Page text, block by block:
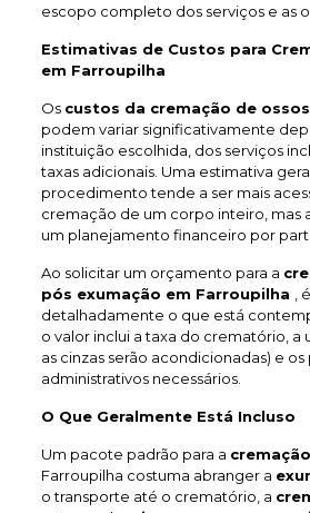
escopo completo dos serviços e as
Estimativas de Custos para
em Farroupilha
Os custos da cremação de
podem variar significativamente
instituição escolhida, dos serviços
taxas adicionais. Uma estimativa
procedimento tende a ser mais
cremação de um corpo inteiro, mas
um planejamento financeiro por
Ao solicitar um orçamento para a
pós exumação em Farroupilha
,
detalhadamente o que está
o valor inclui a taxa do crematório, a
as cinzas serão acondicionadas) e
administrativos necessários.
O Que Geralmente Está Incluso
Um pacote padrão para a
Farroupilha costuma abranger a
o transporte até o crematório, a